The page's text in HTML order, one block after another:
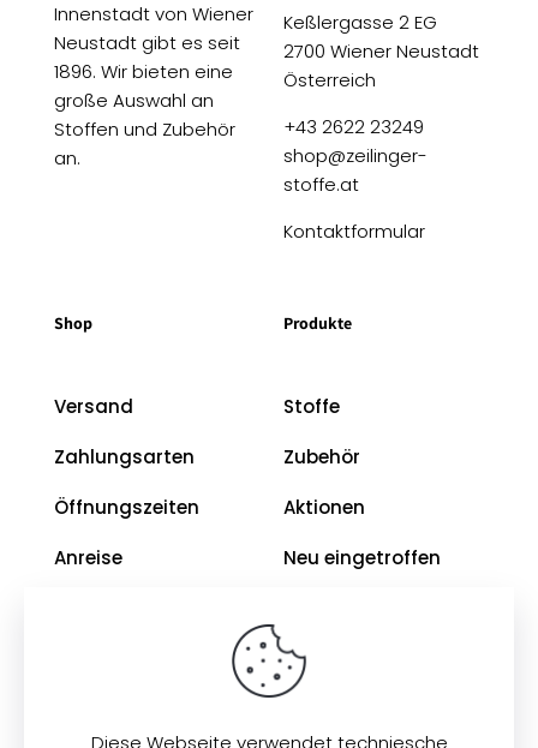
Innenstadt von Wiener
Neustadt gibt es seit
1896. Wir bieten eine
große Auswahl an
Stoffen und Zubehör
an.
Keßlergasse 2 EG
2700 Wiener Neustadt
Österreich
+43 2622 23249
shop@zeilinger-
stoffe.at
Kontaktformular
Shop
Versand
Zahlungsarten
Öffnungszeiten
Anreise
Produkte
Stoffe
Zubehör
Aktionen
Neu eingetroffen
Diese Webseite verwendet techniesche